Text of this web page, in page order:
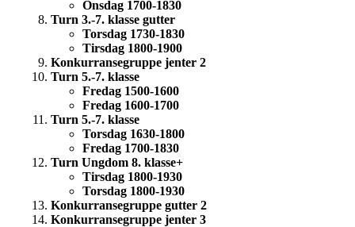
Onsdag 1700-1830
Turn 3.-7. klasse gutter
Torsdag 1730-1830
Tirsdag 1800-1900
Konkurransegruppe jenter 2
Turn 5.-7. klasse
Fredag 1500-1600
Fredag 1600-1700
Turn 5.-7. klasse
Torsdag 1630-1800
Fredag 1700-1830
Turn Ungdom 8. klasse+
Tirsdag 1800-1930
Torsdag 1800-1930
Konkurransegruppe gutter 2
Konkurransegruppe jenter 3